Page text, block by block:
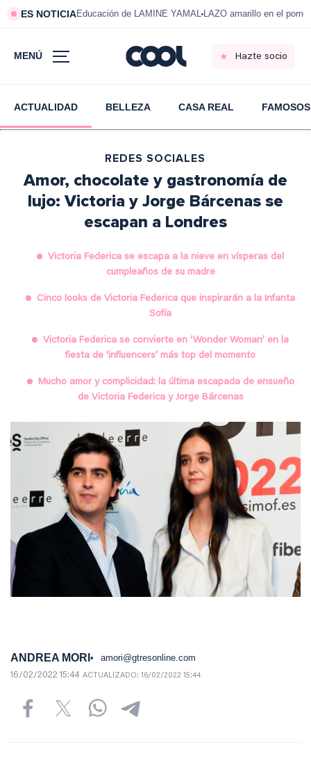
ES NOTICIAEducación de LAMINE YAMAL LAZO amarillo en el
MENÚ Hazte socio
ACTUALIDAD BELLEZA CASA REAL FAMOSOS
REDES SOCIALES
Amor, chocolate y gastronomía de
lujo: Victoria y Jorge Bárcenas se
escapan a Londres
Victoria Federica se escapa a la nieve en vísperas del
cumpleaños de su madre
Cinco looks de Victoria Federica que inspirarán a la Infanta
Sofía
Victoria Federica se convierte en ‘Wonder Woman’ en la
fiesta de ‘influencers’ más top del momento
Mucho amor y complicidad: la última escapada de ensueño
de Victoria Federica y Jorge Bárcenas
ANDREA MORI amori@gtresonline.com
16/02/2022 15:44 ACTUALIZADO: 16/02/2022 15:44